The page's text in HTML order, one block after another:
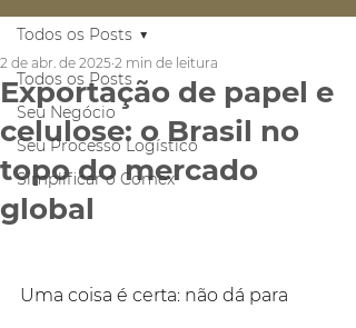
Todos os Posts
Seu Negócio
Seu Processo Logístico
Simplificar o Comex
Todos os Posts
Exportação de papel e
celulose: o Brasil no
topo do mercado
global
2 de abr. de 2025 2 min de leitura
Uma coisa é certa: não dá para